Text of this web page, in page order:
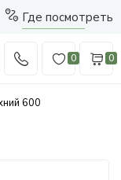
Где посмотреть
0 0
600